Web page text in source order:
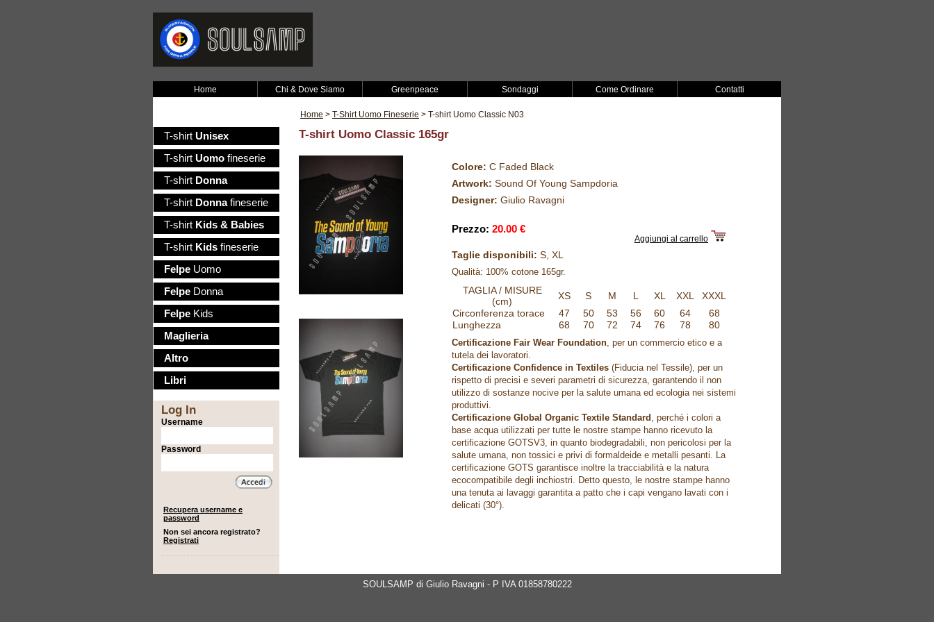
Home Chi & Dove Siamo Greenpeace Sondaggi Come Ordinare Contatti
Home > T-Shirt Uomo Fineserie > T-shirt Uomo Classic N03
T-shirt Unisex
T-shirt Uomo fineserie
T-shirt Donna
T-shirt Donnafineserie
T-shirt Kids & Babies
T-shirt Kids fineserie
Felpe Uomo
Felpe Donna
Felpe Kids
Maglieria
Altro
Libri
Log In
Username
Password
Recupera username e
password
Non sei ancora registrato?
Registrati
T-shirt Uomo Classic 165gr
Colore: C Faded Black
Artwork: Sound Of Young Sampdoria
Designer: Giulio Ravagni
Prezzo: 20.00 €
Aggiungi al carrello
Taglie disponibili: S, XL
Qualità: 100% cotone 165gr.
TAGLIA / MISURE
(cm)
XS S M L XL XXL
XXXL
Circonferenza torace
47 50 53 56 60 64
68
Lunghezza
68 70 72 74 76 78 80
Certificazione Fair Wear Foundation , per un commercio etico e a
tutela dei lavoratori.
Certificazione Confidence in Textiles (Fiducia nel Tessile), per un
rispetto di precisi e severi parametri di sicurezza, garantendo il non
utilizzo di sostanze nocive per la salute umana ed ecologia nei sistemi
produttivi.
Certificazione Global Organic Textile Standard
, perché i colori a
base acqua utilizzati per tutte le nostre stampe hanno ricevuto la
certificazione GOTSV3, in quanto biodegradabili, non pericolosi per la
salute umana, non tossici e privi di formaldeide e metalli pesanti. La
certificazione GOTS garantisce inoltre la tracciabilità e la natura
ecocompatibile degli inchiostri. Detto questo, le nostre stampe hanno
una tenuta ai lavaggi garantita a patto che i capi vengano lavati con i
delicati (30°).
SOULSAMP di Giulio Ravagni - P IVA 01858780222